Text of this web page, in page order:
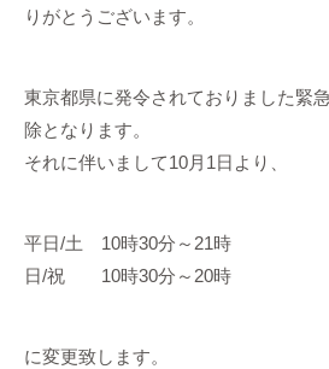
りがとうございます。
東京都県に発令されておりました緊
除となります。
それに伴いまして10月1日より、
平日/土 10時30分～21時
日/祝 10時30分～20時
に変更致します。